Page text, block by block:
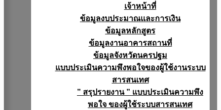
เจ้าหน้าที่
ข้อมูลงบประมาณเเละการเงิน
ข้อมูลหลักสูตร
ข้อมูลงานอาคารสถานที่
ข้อมูลจังหวัดนครปฐม
แบบประเมินความพึงพอใจของผู้ใช้งานระบบ
สารสนเทศ
” สรุปรายงาน ” แบบประเมินความพึง
พอใจ ของผู้ใช้ระบบสารสนเทศ